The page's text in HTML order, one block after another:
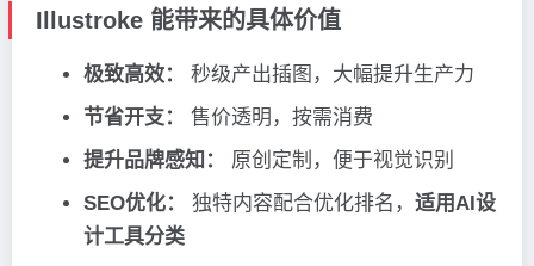
Illustroke 能带来的具体价值
极致高效：
秒级产出插图，大幅提升生产力
节省开支：
售价透明，按需消费
提升品牌感知：
原创定制，便于视觉识别
SEO优化：
独特内容配合优化排名， 适用AI设
计工具分类